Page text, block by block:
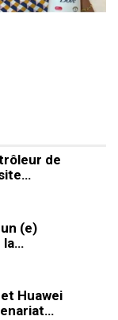
de
(e)
la…
Huawei